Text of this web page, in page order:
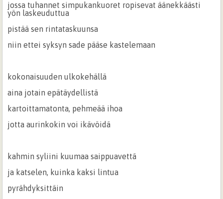
jossa tuhannet simpukankuoret ropisevat äänekkäästi
yön laskeuduttua
pistää sen rintataskuunsa
niin ettei syksyn sade pääse kastelemaan
kokonaisuuden ulkokehällä
aina jotain epätäydellistä
kartoittamatonta, pehmeää ihoa
jotta aurinkokin voi ikävöidä
kahmin syliini kuumaa saippuavettä
ja katselen, kuinka kaksi lintua
pyrähdyksittäin